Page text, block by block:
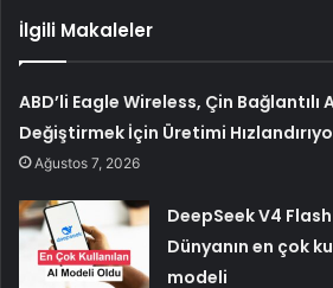
İlgili Makaleler
ABD’li Eagle Wireless, Çin Bağlantılı
Değiştirmek İçin Üretimi
Ağustos 7, 2026
DeepSeek V4
Dünyanın en çok
modeli